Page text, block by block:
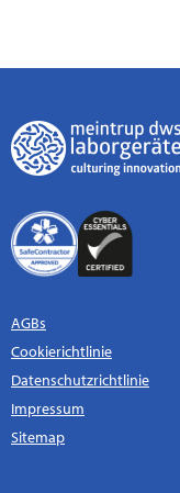
AGBs
Cookierichtlinie
Datenschutzrichtlinie
Impressum
Sitemap